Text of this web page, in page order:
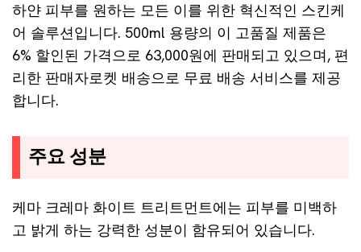
하얀 피부를 원하는 모든 이를 위한 혁신적인 스킨케
어 솔루션입니다. 500ml 용량의 이 고품질 제품은
6% 할인된 가격으로 63,000원에 판매되고 있으며, 편
리한 판매자로켓 배송으로 무료 배송 서비스를 제공
합니다.
주요 성분
케마 크레마 화이트 트리트먼트에는 피부를 미백하
고 밝게 하는 강력한 성분이 함유되어 있습니다.